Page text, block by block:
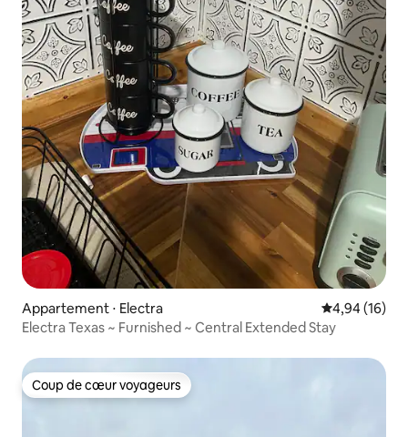
Appartement ⋅ Electra Évaluation
4,94 (16)
Electra Texas ~ Furnished ~ Central Extended Stay
Coup de cœur voyageurs
Coup de cœur voyageurs